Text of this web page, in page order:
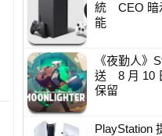
統 CEO 暗
能
《夜勤人》
送 8 月 10
保留
PlayStation